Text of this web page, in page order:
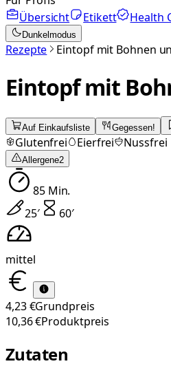
Übersicht
Etikett Health
Dunkelmodus
Rezepte Eintopf mit Bohnen
Eintopf mit
Auf Einkaufsliste Gegessen!
Glutenfrei Eierfrei Nussfrei
Allergene2
85Min.
25′ 60′
mittel
4,23 €Grundpreis
10,36 €Produktpreis
Zutaten